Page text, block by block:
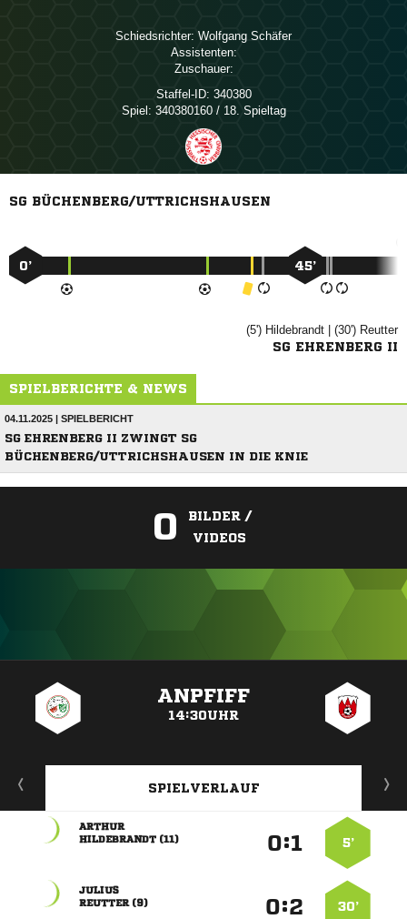
Schiedsrichter:  
Assistenten:
Zuschauer:
Staffel-ID: 340380
Spiel: 340380160 / 18. Spieltag
SG BÜCHENBERG/UTTRICHSHAUSEN
0’ 45’
(5')  | (30') 
SG EHRENBERG II
SPIELBERICHTE & NEWS
04.11.2025 | SPIELBERICHT
SG EHRENBERG II ZWINGT SG
BÜCHENBERG/UTTRICHSHAUSEN IN DIE KNIE
0
BILDER /
VIDEOS
ANPFIFF
14:30UHR
SPIELVERLAUF
5’
:

 
30’
:

 